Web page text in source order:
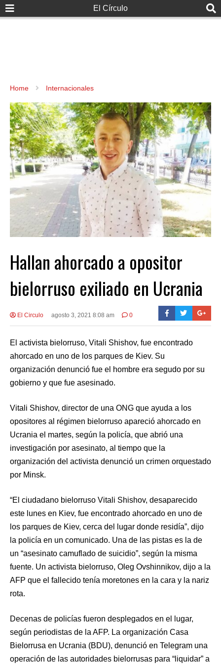
El Círculo
Home Internacionales
Hallan ahorcado a opositor
bielorruso exiliado en Ucrania
El Circulo agosto 3, 2021 8:08 am 0
El activista bielorruso, Vitali Shishov, fue encontrado
ahorcado en uno de los parques de Kiev. Su
organización denunció fue el hombre era segudo por su
gobierno y que fue asesinado.
Vitali Shishov, director de una ONG que ayuda a los
opositores al régimen bielorruso apareció ahorcado en
Ucrania el martes, según la policía, que abrió una
investigación por asesinato, al tiempo que la
organización del activista denunció un crimen orquestado
por Minsk.
“El ciudadano bielorruso Vitali Shishov, desaparecido
este lunes en Kiev, fue encontrado ahorcado en uno de
los parques de Kiev, cerca del lugar donde residía”, dijo
la policía en un comunicado. Una de las pistas es la de
un “asesinato camuflado de suicidio”, según la misma
fuente. Un activista bielorruso, Oleg Ovshinnikov, dijo a la
AFP que el fallecido tenía moretones en la cara y la nariz
rota.
Decenas de policías fueron desplegados en el lugar,
según periodistas de la AFP. La organización Casa
Bielorrusa en Ucrania (BDU), denunció en Telegram una
operación de las autoridades bielorrusas para “liquidar” a